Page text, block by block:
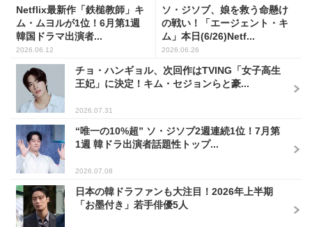
Netflix最新作「鉄槌教師」キ
ム・ムヨルが1位！6月第1週
韓国ドラマ出演者...
2026.06.12
ソ・ジソブ、娘を救う命懸け
の戦い！「エージェント・キ
ム」本日(6/26)Netf...
2026.06.26
チョ・ハンギョル、次回作はTVING「女子高生
王妃」に決定！キム・セジョンらと豪...
2026.07.31
“唯一の10%超” ソ・ジソブ2週連続1位！7月第
1週 韓ドラ出演者話題性トップ...
2026.07.08
日本の韓ドラファンも大注目！2026年上半期
「お墨付き」若手俳優5人